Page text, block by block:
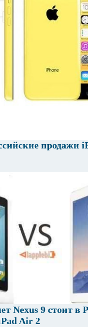
продажи
Nexus 9 стоит в
Air 2